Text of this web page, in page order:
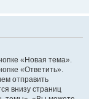
«Новая тема».
«Ответить».
отправить
внизу страниц